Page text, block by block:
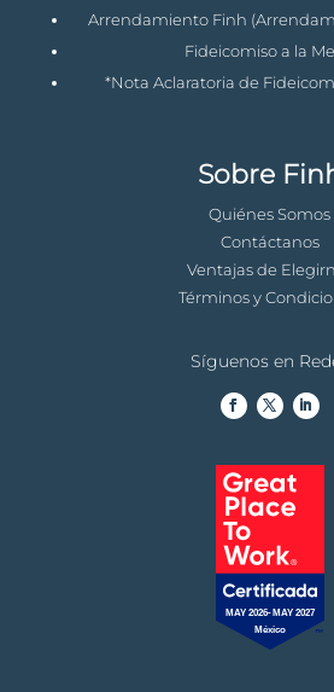
Arrendamiento Finh
Fideicomiso a la
*Nota Aclaratoria de
Sobre
Quiénes Somos
Contáctanos
Ventajas de
Términos y
Síguenos en
MAY 2026-MAY 2027
México